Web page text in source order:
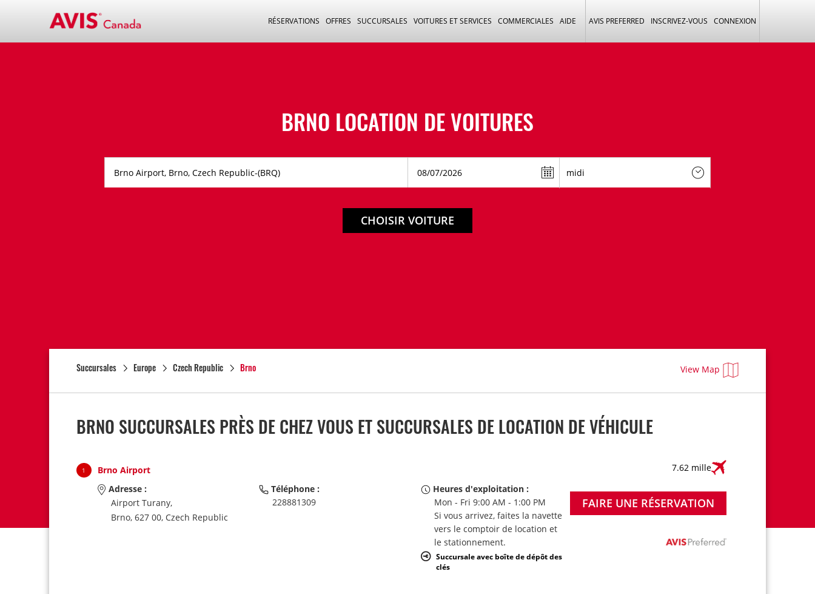
RÉSERVATIONS OFFRES SUCCURSALES VOITURES ET SERVICES COMMERCIALES AIDE AVIS PREFERRED INSCRIVEZ-VOUS CONNEXION
BRNO LOCATION DE VOITURES
CHOISIR VOITURE
Succursales Europe Czech Republic Brno View Map
BRNO SUCCURSALES PRÈS DE CHEZ VOUS ET SUCCURSALES DE LOCATION DE VÉHICULE
1 Brno Airport
7.62 mille
Adresse :
Airport Turany,
Brno, 627 00, Czech Republic
Téléphone :
228881309
Heures d'exploitation :
Mon - Fri 9:00 AM - 1:00 PM
Si vous arrivez, faites la navette
vers le comptoir de location et
le stationnement.
Succursale avec boîte de dépôt des
clés
FAIRE UNE RÉSERVATION